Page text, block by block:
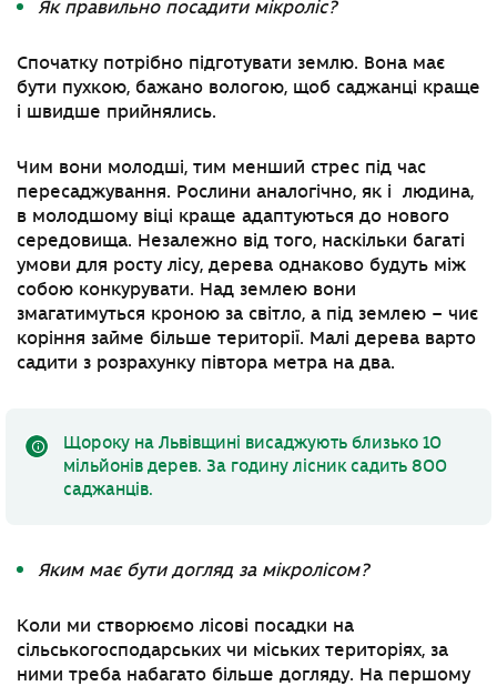
Як правильно посадити мікроліс?
Спочатку потрібно підготувати землю. Вона має
бути пухкою, бажано вологою, щоб саджанці краще
і швидше прийнялись.
Чим вони молодші, тим менший стрес під час
пересаджування. Рослини аналогічно, як і людина,
в молодшому віці краще адаптуються до нового
середовища. Незалежно від того, наскільки багаті
умови для росту лісу, дерева однаково будуть між
собою конкурувати. Над землею вони
змагатимуться кроною за світло, а під землею – чиє
коріння займе більше території. Малі дерева варто
садити з розрахунку півтора метра на два.
Щороку на Львівщині висаджують близько 10
мільйонів дерев. За годину лісник садить 800
саджанців.
Яким має бути догляд за мікролісом?
Коли ми створюємо лісові посадки на
сільськогосподарських чи міських територіях, за
ними треба набагато більше догляду. На першому